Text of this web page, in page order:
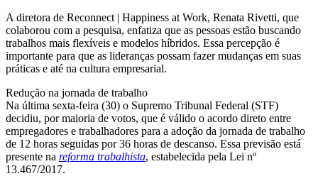
A diretora de Reconnect | Happiness at Work, Renata Rivetti, que
colaborou com a pesquisa, enfatiza que as pessoas estão buscando
trabalhos mais flexíveis e modelos híbridos. Essa percepção é
importante para que as lideranças possam fazer mudanças em suas
práticas e até na cultura empresarial.
Redução na jornada de trabalho
Na última sexta-feira (30) o Supremo Tribunal Federal (STF)
decidiu, por maioria de votos, que é válido o acordo direto entre
empregadores e trabalhadores para a adoção da jornada de trabalho
de 12 horas seguidas por 36 horas de descanso. Essa previsão está
presente na reforma trabalhista, estabelecida pela Lei nº
13.467/2017.